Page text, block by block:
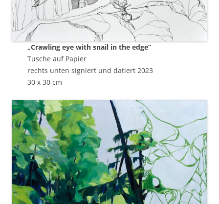
„Crawling eye with snail in the edge“
Tusche auf Papier
rechts unten signiert und datiert 2023
30 x 30 cm